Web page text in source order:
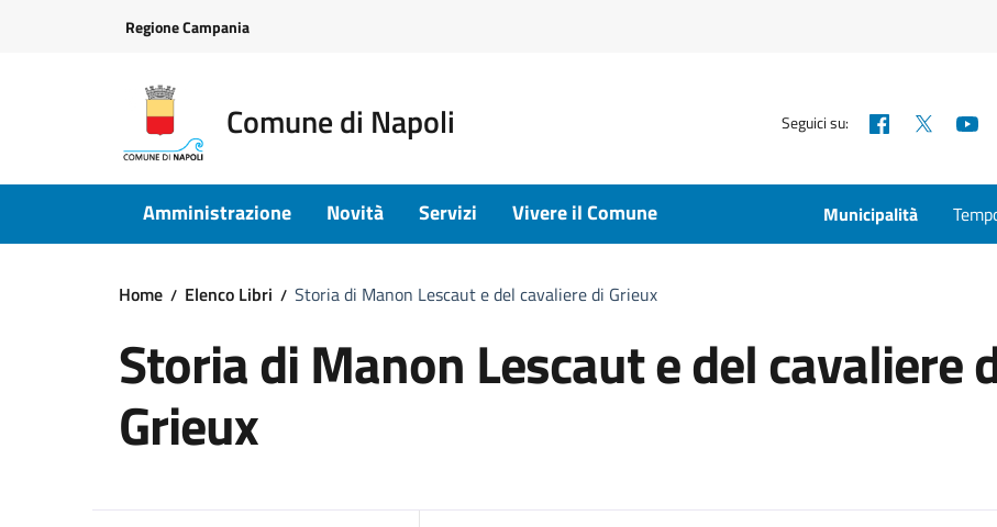
Regione Campania
Comune di Napoli Seguici su: Facebook
Amministrazione Novità Servizi Vivere il Comune Municipalità
Home Elenco Libri Storia di Manon Lescaut e del cavaliere di Grieux
Storia di Manon Lescaut e del cavaliere
Grieux